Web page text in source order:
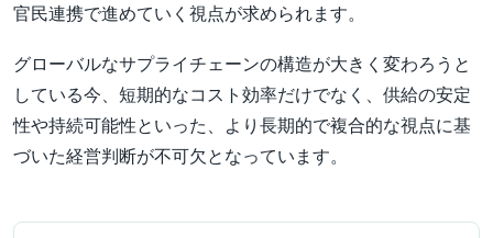
官民連携で進めていく視点が求められます。
グローバルなサプライチェーンの構造が大きく変わろうと
している今、短期的なコスト効率だけでなく、供給の安定
性や持続可能性といった、より長期的で複合的な視点に基
づいた経営判断が不可欠となっています。